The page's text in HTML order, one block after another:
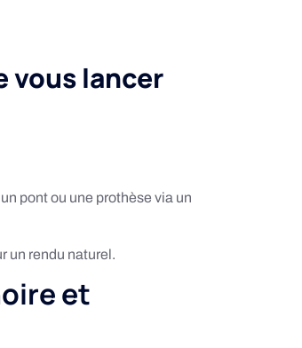
vous lancer
pont ou une prothèse via un
un rendu naturel.
et